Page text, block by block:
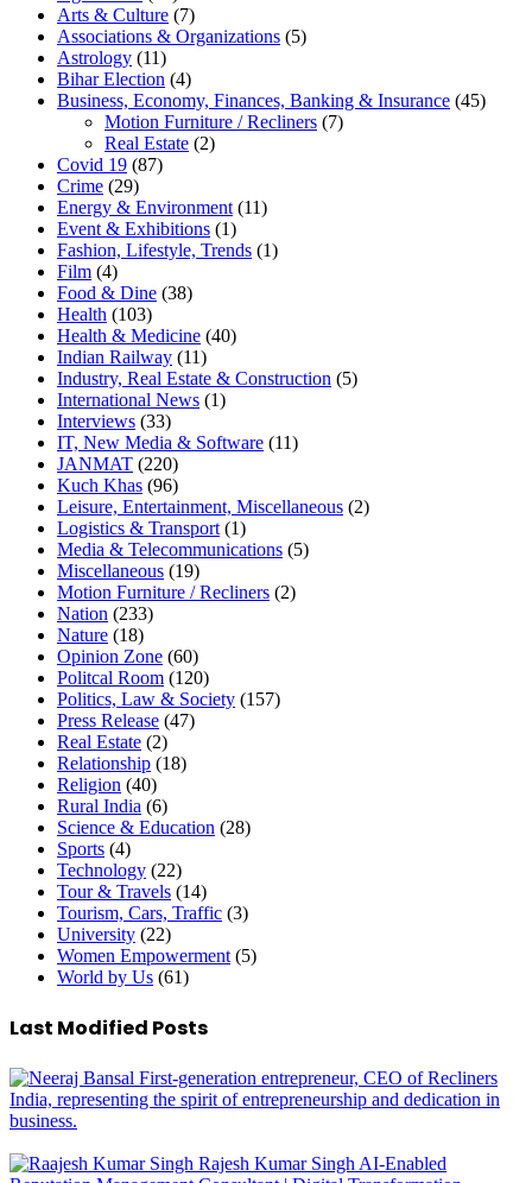
Arts & Culture (7)
Associations & Organizations (5)
Astrology (11)
Bihar Election (4)
Business, Economy, Finances, Banking & Insurance (45)
Motion Furniture / Recliners (7)
Real Estate (2)
Covid 19 (87)
Crime (29)
Energy & Environment (11)
Event & Exhibitions (1)
Fashion, Lifestyle, Trends (1)
Film (4)
Food & Dine (38)
Health (103)
Health & Medicine (40)
Indian Railway (11)
Industry, Real Estate & Construction (5)
International News (1)
Interviews (33)
IT, New Media & Software (11)
JANMAT (220)
Kuch Khas (96)
Leisure, Entertainment, Miscellaneous (2)
Logistics & Transport (1)
Media & Telecommunications (5)
Miscellaneous (19)
Motion Furniture / Recliners (2)
Nation (233)
Nature (18)
Opinion Zone (60)
Politcal Room (120)
Politics, Law & Society (157)
Press Release (47)
Real Estate (2)
Relationship (18)
Religion (40)
Rural India (6)
Science & Education (28)
Sports (4)
Technology (22)
Tour & Travels (14)
Tourism, Cars, Traffic (3)
University (22)
Women Empowerment (5)
World by Us (61)
Last Modified Posts